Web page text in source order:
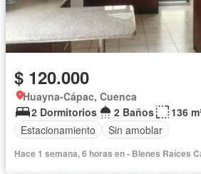
$ 120.000
Huayna-Cápac, Cuenca
2 Dormitorios
2 Baños
136
Estacionamiento
Sin amoblar
Hace 1 semana, 6 horas en - Bienes Raíces